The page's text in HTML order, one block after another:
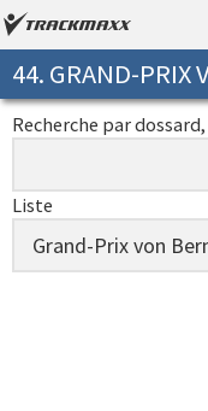
44. GRAND-PRIX
Recherche par
Liste